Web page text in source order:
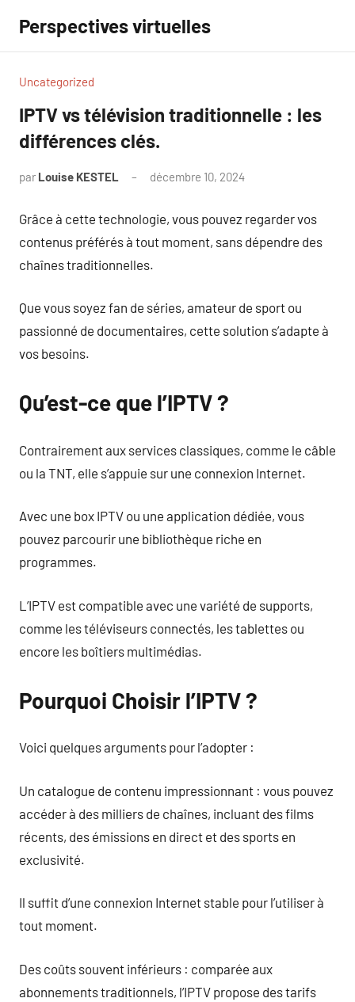
contenu
Perspectives virtuelles
Uncategorized
IPTV vs télévision traditionnelle : les
différences clés.
par Louise KESTEL décembre 10, 2024
Grâce à cette technologie, vous pouvez regarder vos
contenus préférés à tout moment, sans dépendre des
chaînes traditionnelles.
Que vous soyez fan de séries, amateur de sport ou
passionné de documentaires, cette solution s’adapte à
vos besoins.
Qu’est-ce que l’IPTV ?
Contrairement aux services classiques, comme le câble
ou la TNT, elle s’appuie sur une connexion Internet.
Avec une box IPTV ou une application dédiée, vous
pouvez parcourir une bibliothèque riche en
programmes.
L’IPTV est compatible avec une variété de supports,
comme les téléviseurs connectés, les tablettes ou
encore les boîtiers multimédias.
Pourquoi Choisir l’IPTV ?
Voici quelques arguments pour l’adopter :
Un catalogue de contenu impressionnant : vous pouvez
accéder à des milliers de chaînes, incluant des films
récents, des émissions en direct et des sports en
exclusivité.
Il suffit d’une connexion Internet stable pour l’utiliser à
tout moment.
Des coûts souvent inférieurs : comparée aux
abonnements traditionnels, l’IPTV propose des tarifs